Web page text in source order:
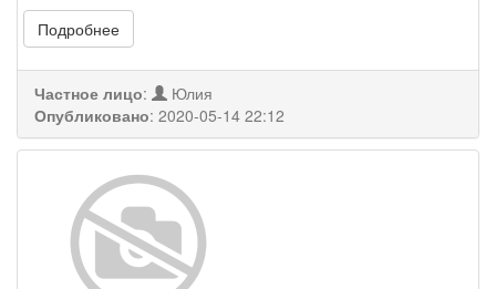
Подробнее
Частное лицо:
Юлия
Опубликовано: 2020-05-14 22:12